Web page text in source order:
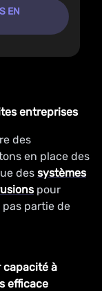
EN
entreprises
des
en place des
des systèmes
pour
partie de
capacité à
efficace